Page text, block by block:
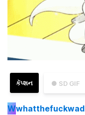
● SD GIF
કૅપ્શન
Wwhatthefuckwad